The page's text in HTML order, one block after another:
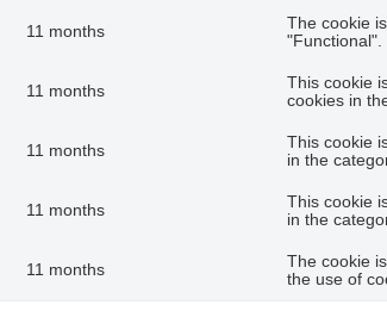
11 months
The cookie
"Functional".
11 months
This cookie
cookies in
11 months
This cookie
in the
11 months
This cookie
in the
11 months
The cookie
the use of